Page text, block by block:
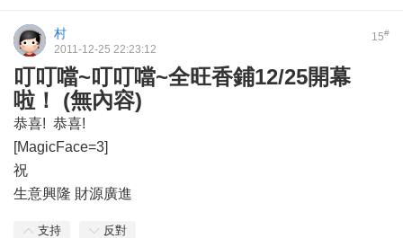
15#
村
2011-12-25 22:23:12
叮叮噹~叮叮噹~全旺香鋪12/25開幕
啦！ (無內容)
恭喜! 恭喜!
[MagicFace=3]
祝
生意興隆 財源廣進
支持 反對